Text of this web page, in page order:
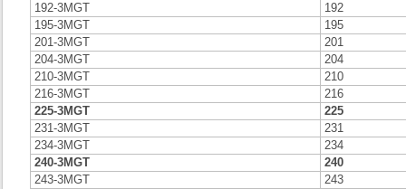
192-3MGT
192
195-3MGT
195
201-3MGT
201
204-3MGT
204
210-3MGT
210
216-3MGT
216
225-3MGT
225
231-3MGT
231
234-3MGT
234
240-3MGT
240
243-3MGT
243